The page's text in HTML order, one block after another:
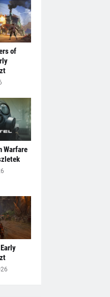
of
Warfare